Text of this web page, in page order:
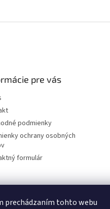
prechádzaním tohto webu
pre vás
podmienky
ochrany osobných
formulár